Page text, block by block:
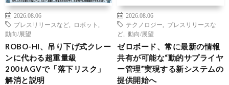
2026.08.06
プレスリリースなど
ロボット
動向/展望
ROBO-HI、吊り下げ式クレー
ンに代わる超重量級
200tAGVで「落下リスク」
解消と説明
2026.08.06
テクノロジー
プレスリリースな
ど
動向/展望
ゼロボード、常に最新の情報
共有が可能な“動的サプライヤ
ー管理”実現する新システムの
提供開始へ